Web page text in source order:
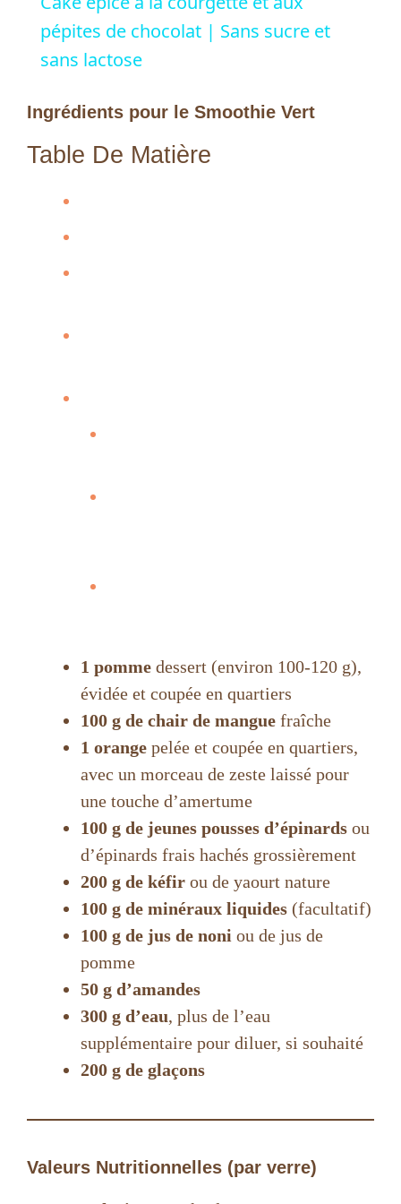
a
pépites de chocolat | Sans sucre et
sans lactose
Ingrédients pour le Smoothie Vert
Table De Matière
1 pomme dessert (environ 100-120 g),
évidée et coupée en quartiers
100 g de chair de mangue fraîche
1 orange pelée et coupée en quartiers,
avec un morceau de zeste laissé pour
une touche d’amertume
100 g de jeunes pousses d’épinards ou
d’épinards frais hachés grossièrement
200 g de kéfir ou de yaourt nature
100 g de minéraux liquides (facultatif)
100 g de jus de noni ou de jus de
pomme
50 g d’amandes
300 g d’eau, plus de l’eau
supplémentaire pour diluer, si souhaité
200 g de glaçons
Valeurs Nutritionnelles (par verre)